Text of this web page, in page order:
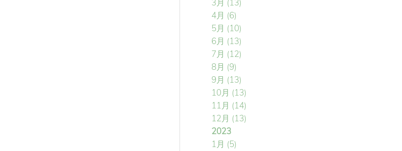
3月 (13)
4月 (6)
5月 (10)
6月 (13)
7月 (12)
8月 (9)
9月 (13)
10月 (13)
11月 (14)
12月 (13)
2023
1月 (5)